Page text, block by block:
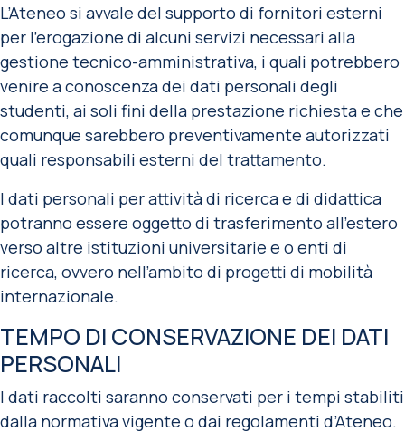
L’Ateneo si avvale del supporto di fornitori esterni
per l’erogazione di alcuni servizi necessari alla
gestione tecnico-amministrativa, i quali potrebbero
venire a conoscenza dei dati personali degli
studenti, ai soli fini della prestazione richiesta e che
comunque sarebbero preventivamente autorizzati
quali responsabili esterni del trattamento.
I dati personali per attività di ricerca e di didattica
potranno essere oggetto di trasferimento all’estero
verso altre istituzioni universitarie e o enti di
ricerca, ovvero nell’ambito di progetti di mobilità
internazionale.
TEMPO DI CONSERVAZIONE DEI DATI
PERSONALI
I dati raccolti saranno conservati per i tempi stabiliti
dalla normativa vigente o dai regolamenti d’Ateneo.